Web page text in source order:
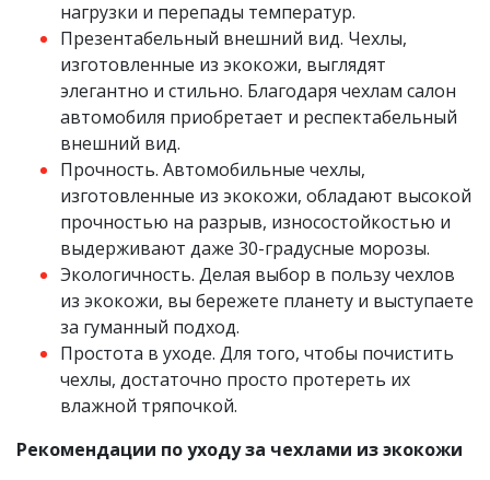
нагрузки и перепады температур.
Презентабельный внешний вид. Чехлы,
изготовленные из экокожи, выглядят
элегантно и стильно. Благодаря чехлам салон
автомобиля приобретает и респектабельный
внешний вид.
Прочность. Автомобильные чехлы,
изготовленные из экокожи, обладают высокой
прочностью на разрыв, износостойкостью и
выдерживают даже 30-градусные морозы.
Экологичность. Делая выбор в пользу чехлов
из экокожи, вы бережете планету и выступаете
за гуманный подход.
Простота в уходе. Для того, чтобы почистить
чехлы, достаточно просто протереть их
влажной тряпочкой.
Рекомендации по уходу за чехлами из экокожи